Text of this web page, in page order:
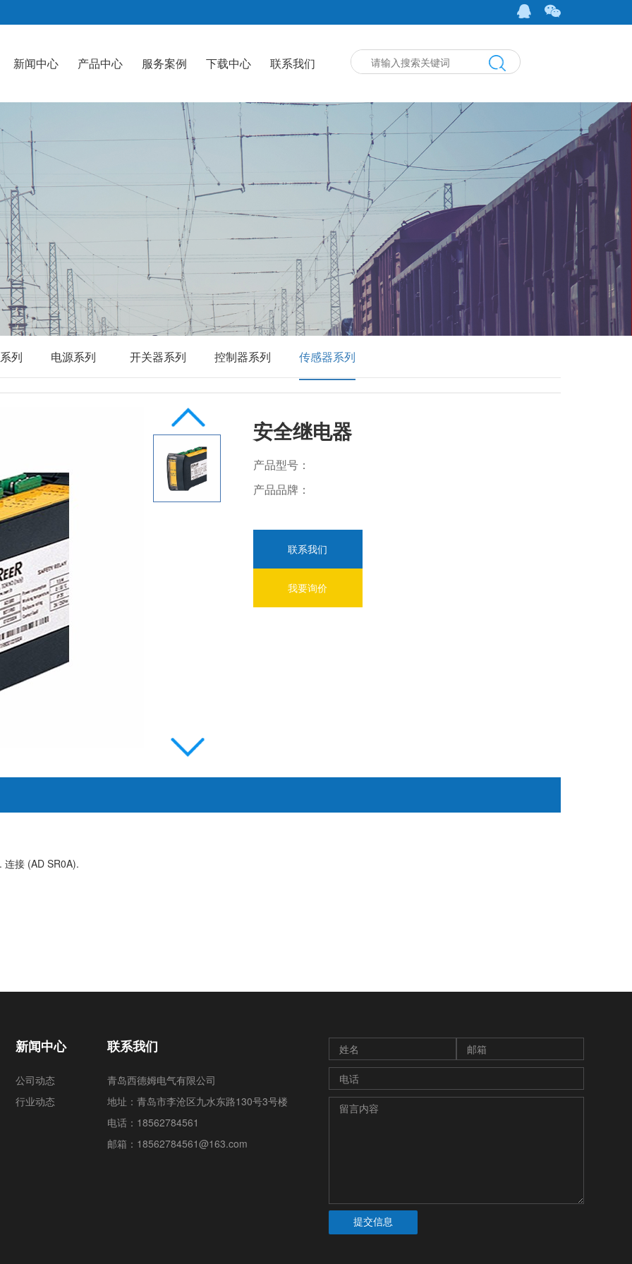
新闻中心 产品中心 服务案例 下载中心 联系我们
列 电源系列 开关器系列 控制器系列 传感器系列
安全继电器
产品型号：
产品品牌：
联系我们
我要询价
连接 (AD SR0A).
新闻中心
公司动态
行业动态
联系我们
青岛西德姆电气有限公司
地址：青岛市李沧区九水东路130号3号楼
电话：18562784561
邮箱：18562784561@163.com